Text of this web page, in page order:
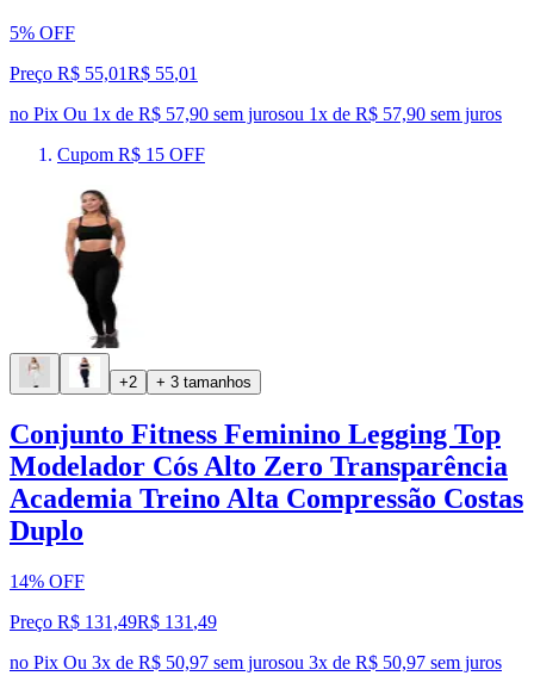
5% OFF
Preço R$ 55,01R$ 55,01
no Pix Ou 1x de R$ 57,90 sem jurosou 1x de R$ 57,90 sem juros
Cupom R$ 15 OFF
+2 + 3 tamanhos
Conjunto Fitness Feminino Legging Top
Modelador Cós Alto Zero Transparência
Academia Treino Alta Compressão Costas
Duplo
14% OFF
Preço R$ 131,49R$ 131 ,49
no Pix Ou 3x de R$ 50,97 sem jurosou 3x de R$ 50,97 sem juros